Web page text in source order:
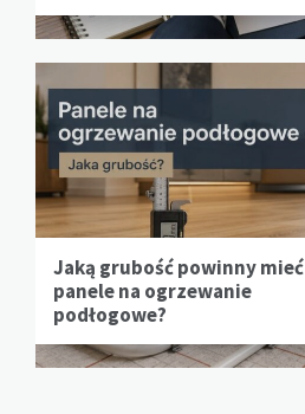
Jaką grubość powinny mieć
panele na ogrzewanie
podłogowe?